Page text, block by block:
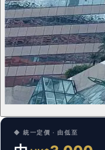
◆ 統一定價 · 由低至